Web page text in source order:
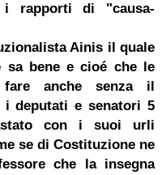
rapporti di "causa-
Ainis il quale
sa bene e cioé che le
fare anche senza il
i deputati e senatori 5
con i suoi urli
se di Costituzione ne
che la insegna